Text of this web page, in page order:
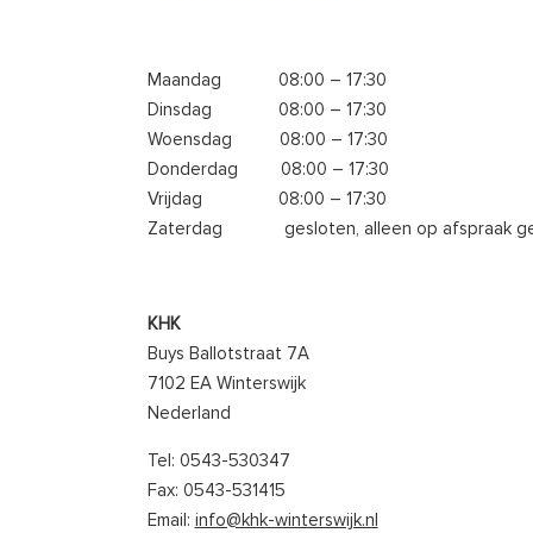
Maandag 08:00 – 17:30
Dinsdag 08:00 – 17:30
Woensdag 08:00 – 17:30
Donderdag 08:00 – 17:30
Vrijdag 08:00 – 17:30
Zaterdag gesloten, alleen op afspraak
KHK
Buys Ballotstraat 7A
7102 EA Winterswijk
Nederland
Tel: 0543-530347
Fax: 0543-531415
Email: info@khk-winterswijk.nl